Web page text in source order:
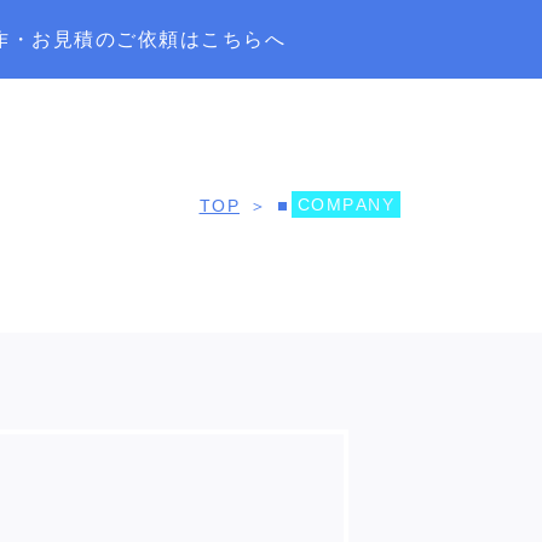
・お見積のご依頼はこちらへ
TOP ＞ COMPANY